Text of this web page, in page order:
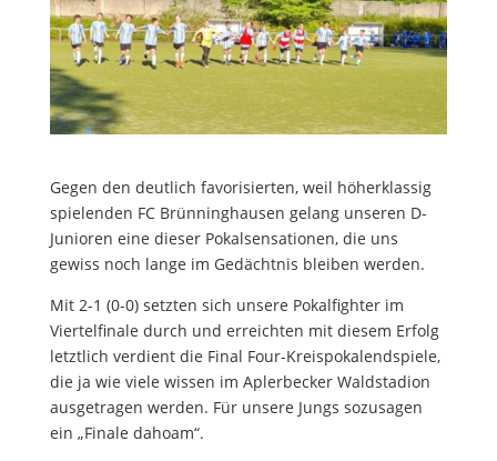
Gegen den deutlich favorisierten, weil höherklassig
spielenden FC Brünninghausen gelang unseren D-
Junioren eine dieser Pokalsensationen, die uns
gewiss noch lange im Gedächtnis bleiben werden.
Mit 2-1 (0-0) setzten sich unsere Pokalfighter im
Viertelfinale durch und erreichten mit diesem Erfolg
letztlich verdient die Final Four-Kreispokalendspiele,
die ja wie viele wissen im Aplerbecker Waldstadion
ausgetragen werden. Für unsere Jungs sozusagen
ein „Finale dahoam“.